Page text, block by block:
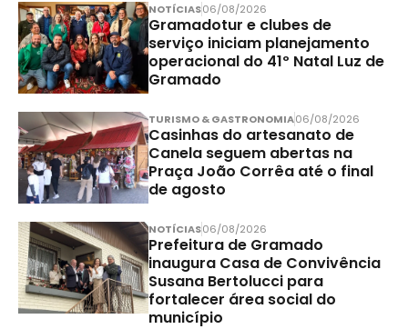
NOTÍCIAS06/08/2026
Gramadotur e clubes de
serviço iniciam planejamento
operacional do 41º Natal Luz de
Gramado
TURISMO & GASTRONOMIA06/08/2026
Casinhas do artesanato de
Canela seguem abertas na
Praça João Corrêa até o final
de agosto
NOTÍCIAS06/08/2026
Prefeitura de Gramado
inaugura Casa de Convivência
Susana Bertolucci para
fortalecer área social do
município